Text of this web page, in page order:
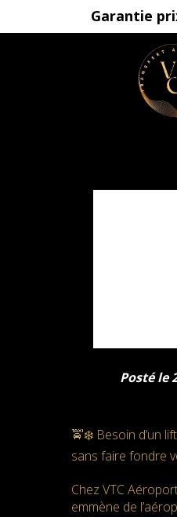
Garantie
Posté le
🚖❄️ Besoin d’un
sans faire fondre
Chez VTC
emmène de